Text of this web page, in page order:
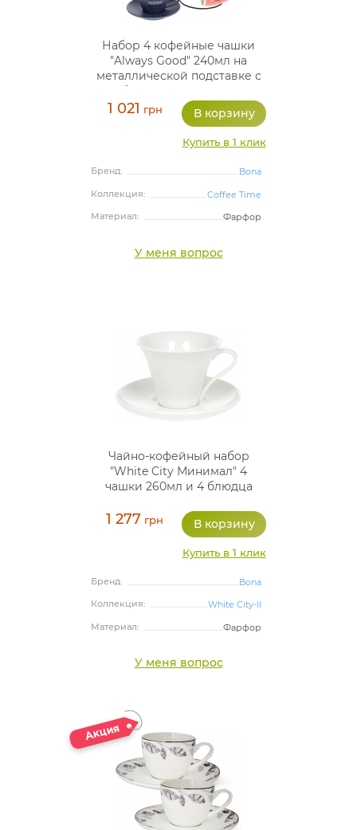
Набор 4 кофейные чашки
"Always Good" 240мл на
металлической подставке с
блюдцами, фарфор
1 021 грн
Купить в 1 клик
Бренд:
Bona
Коллекция:
Coffee Time
Материал:
Фарфор
У меня вопрос
Чайно-кофейный набор
"White City Минимал" 4
чашки 260мл и 4 блюдца
1 277 грн
Купить в 1 клик
Бренд:
Bona
Коллекция:
White City-II
Материал:
Фарфор
У меня вопрос